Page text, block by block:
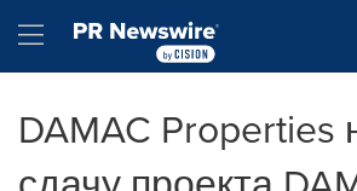
Hamburger menu
DAMAC Properties